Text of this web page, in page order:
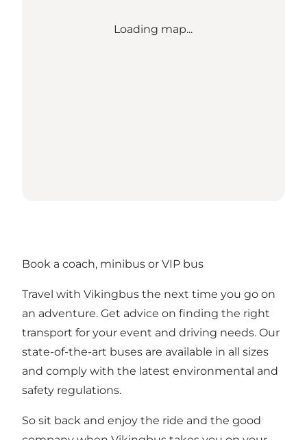
Loading map...
Book a coach, minibus or VIP bus
Travel with Vikingbus the next time you go on
an adventure. Get advice on finding the right
transport for your event and driving needs. Our
state-of-the-art buses are available in all sizes
and comply with the latest environmental and
safety regulations.
So sit back and enjoy the ride and the good